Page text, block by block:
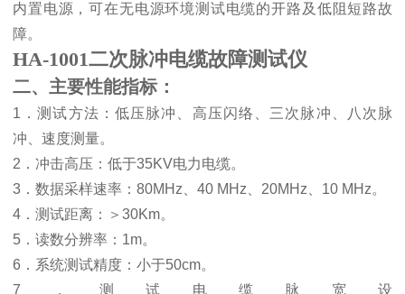
内置电源，可在无电源环境测试电缆的开路及低阻短路故
障。
HA-1001二次脉冲电缆故障测试仪
二、主要性能指标：
1 ．测试方法：低压脉冲、高压闪络、三次脉冲、八次脉
冲、速度测量。
2 ．冲击高压：低于35KV电力电缆。
3 ．数据采样速率： 80MHz 40 MHz 20MHz 10 MHz。
4 ．测试距离： ＞ 30Km。
5 ．读数分辨率： 1m。
6 ．系统测试精度：小于50cm。
7 ．测试电缆脉宽设